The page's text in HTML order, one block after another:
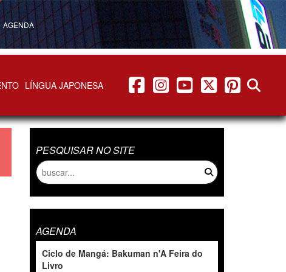
AGENDA
LÍNGUA JAPONESA facebook instagram youtube twitter pinterest
PESQUISAR NO SITE
AGENDA
Ciclo de Mangá: Bakuman n'A Feira do
Livro